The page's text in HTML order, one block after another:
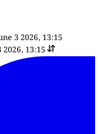
3 2026, 13:15
13:15